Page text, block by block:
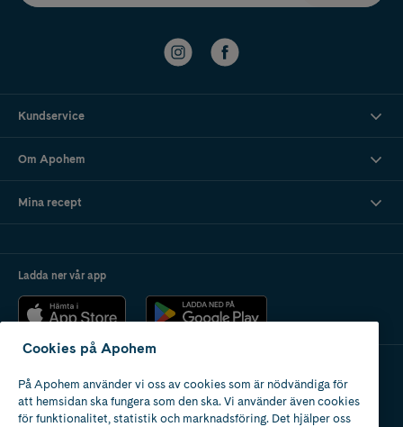
Kundservice
Om Apohem
Mina recept
Ladda ner vår app
Apotek med tillstånd
av Läkemedelsverket
Cookies på Apohem
På Apohem använder vi oss av cookies som är nödvändiga för
att hemsidan ska fungera som den ska. Vi använder även cookies
för funktionalitet, statistik och marknadsföring. Det hjälper oss